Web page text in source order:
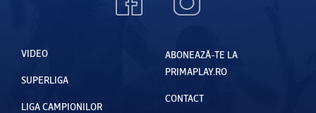
VIDEO
SUPERLIGA
LIGA CAMPIONILOR
ABONEAZĂ-TE LA
PRIMAPLAY.RO
CONTACT